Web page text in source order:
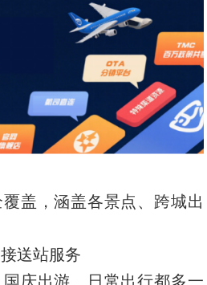
盖，涵盖各景点、跨城出
送站服务
庆出游、日常出行都多一